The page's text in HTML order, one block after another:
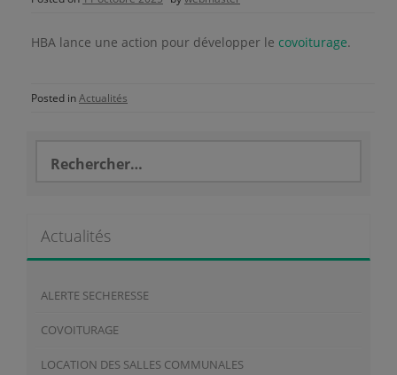
HBA lance une action pour développer le covoiturage.
Posted inActualités
Actualités
ALERTE SECHERESSE
COVOITURAGE
LOCATION DES SALLES COMMUNALES